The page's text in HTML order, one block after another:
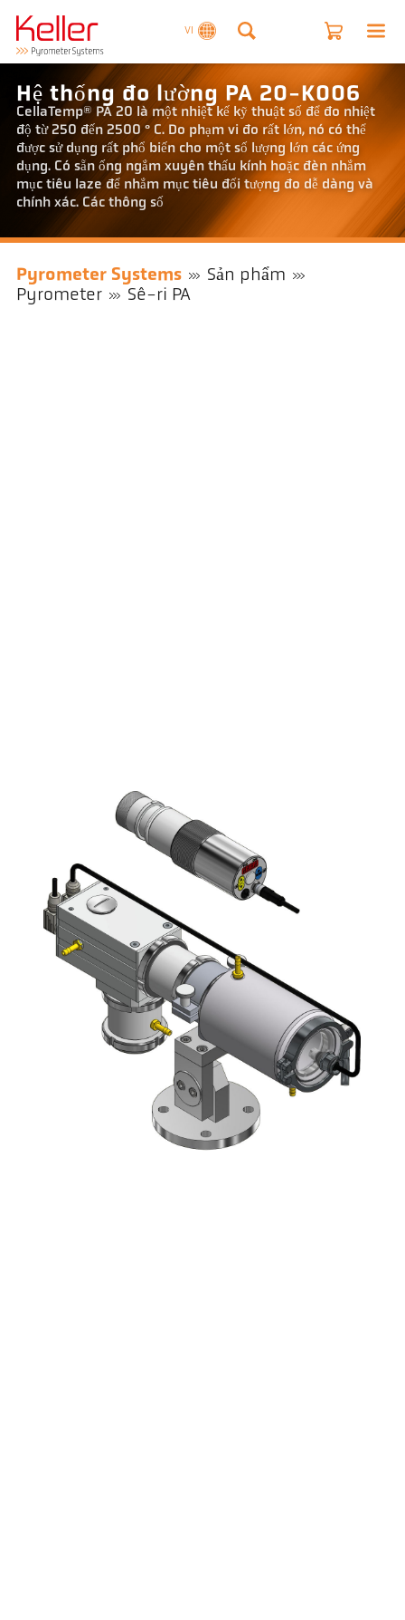
VI
Hệ thống đo lường PA 20-K006
CellaTemp® PA 20 là một nhiệt kế kỹ thuật số để đo nhiệt
độ từ 250 đến 2500 ° C. Do phạm vi đo rất lớn, nó có thể
được sử dụng rất phổ biến cho một số lượng lớn các ứng
dụng. Có sẵn ống ngắm xuyên thấu kính hoặc đèn nhắm
mục tiêu laze để nhắm mục tiêu đối tượng đo dễ dàng và
chính xác. Các thông số
Pyrometer Systems
Sản phẩm
Pyrometer
Sê-ri PA